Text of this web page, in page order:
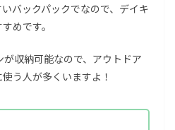
バックパックでなので、デイキ
めです。
収納可能なので、アウトドア
う人が多くいますよ！